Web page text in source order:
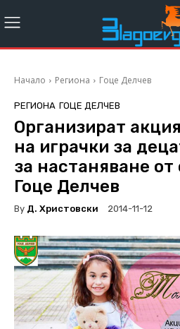
Начало Региона Гоце Делчев
РЕГИОНА ГОЦЕ ДЕЛЧЕВ
Организират
на играчки за
за настаняване
Гоце Делчев
By Д. Христовски 2014-11-12